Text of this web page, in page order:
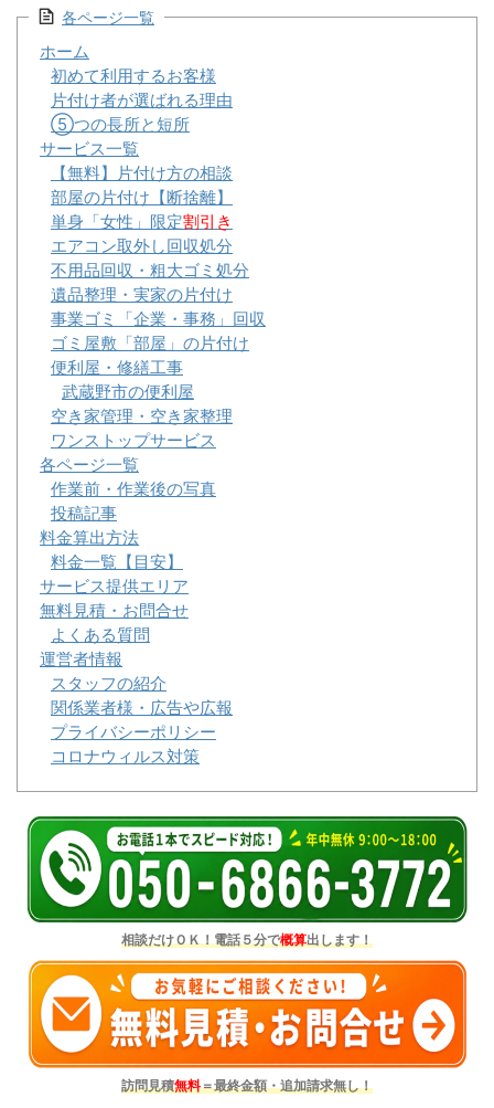
各ページ一覧
ホーム
初めて利用するお客様
片付け者が選ばれる理由
⑤つの長所と短所
サービス一覧
【無料】片付け方の相談
部屋の片付け【断捨離】
単身「女性」限定割引き
エアコン取外し回収処分
不用品回収・粗大ゴミ処分
遺品整理・実家の片付け
事業ゴミ「企業・事務」回収
ゴミ屋敷「部屋」の片付け
便利屋・修繕工事
武蔵野市の便利屋
空き家管理・空き家整理
ワンストップサービス
各ページ一覧
作業前・作業後の写真
投稿記事
料金算出方法
料金一覧【目安】
サービス提供エリア
無料見積・お問合せ
よくある質問
運営者情報
スタッフの紹介
関係業者様・広告や広報
プライバシーポリシー
コロナウィルス対策
相談だけＯＫ！電話５分で概算出します！
訪問見積無料＝最終金額・追加請求無し！